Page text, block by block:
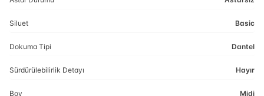
Siluet Basic
Dokuma Tipi Dantel
Sürdürülebilirlik Detayı Hayır
Boy Midi